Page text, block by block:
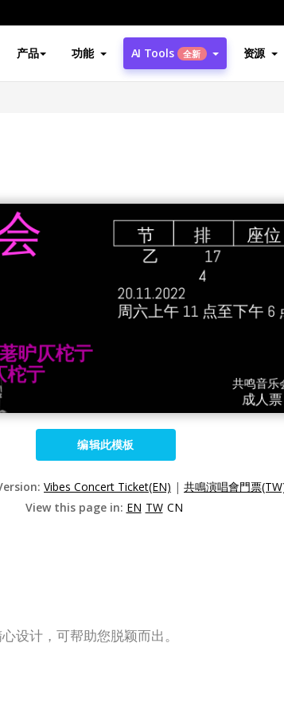
产品 功能 AI Tools 全新 资源
编辑此模板
Vibes Concert Ticket(EN) | 共鳴演唱會門票
View this page in: EN TW CN
设计，可帮助您脱颖而出。